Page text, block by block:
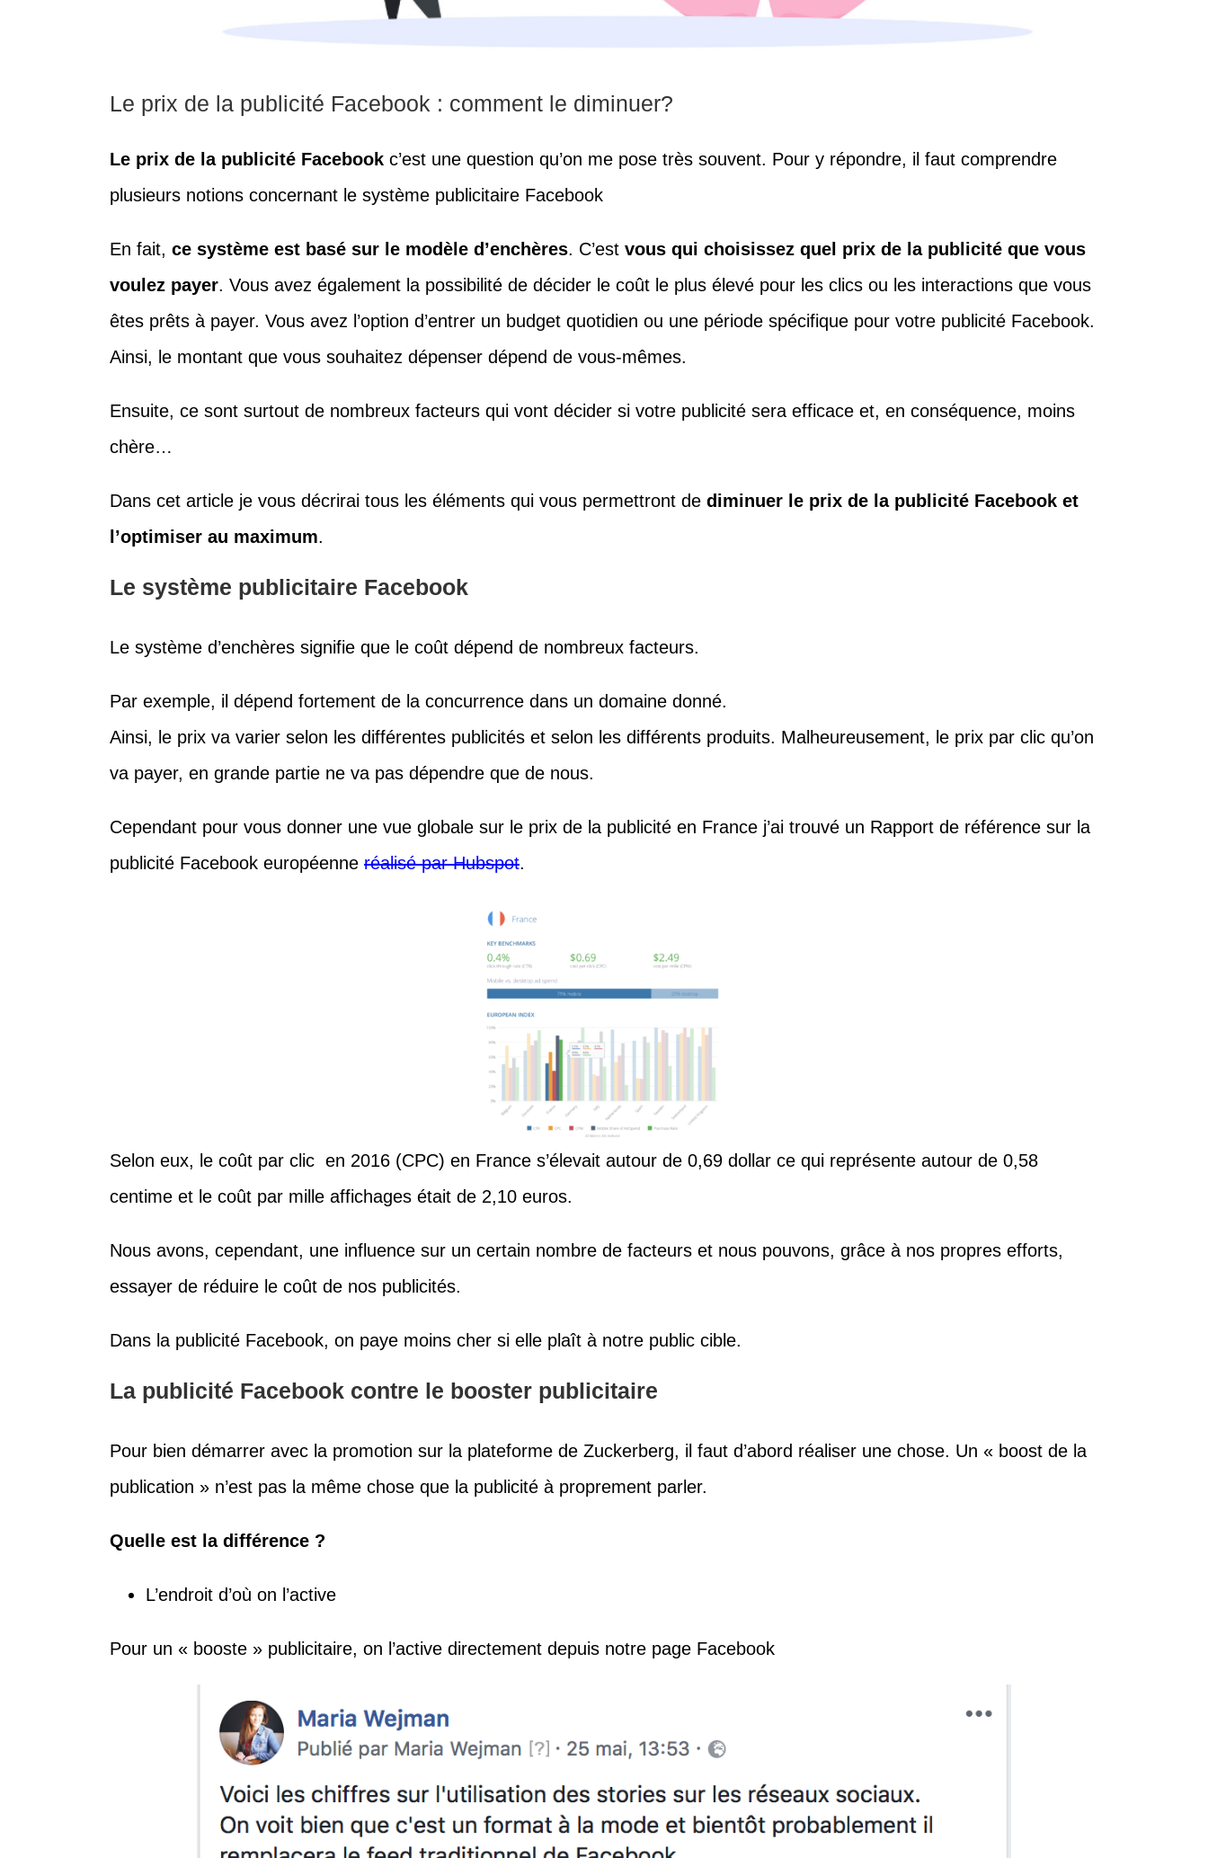
Le prix de la publicité Facebook : comment le diminuer?
Le prix de la publicité Facebook c’est une question qu’on me pose très souvent. Pour y répondre, il faut comprendre
plusieurs notions concernant le système publicitaire Facebook
En fait, ce système est basé sur le modèle d’enchères. C’est vous qui choisissez quel prix de la publicité que vous
voulez payer. Vous avez également la possibilité de décider le coût le plus élevé pour les clics ou les interactions que vous
êtes prêts à payer. Vous avez l’option d’entrer un budget quotidien ou une période spécifique pour votre publicité Facebook.
Ainsi, le montant que vous souhaitez dépenser dépend de vous-mêmes.
Ensuite, ce sont surtout de nombreux facteurs qui vont décider si votre publicité sera efficace et, en conséquence, moins
chère…
Dans cet article je vous décrirai tous les éléments qui vous permettront de diminuer le prix de la publicité Facebook et
l’optimiser au maximum.
Le système publicitaire Facebook
Le système d’enchères signifie que le coût dépend de nombreux facteurs.
Par exemple, il dépend fortement de la concurrence dans un domaine donné.
Ainsi, le prix va varier selon les différentes publicités et selon les différents produits. Malheureusement, le prix par clic qu’on
va payer, en grande partie ne va pas dépendre que de nous.
Cependant pour vous donner une vue globale sur le prix de la publicité en France j’ai trouvé un Rapport de référence sur la
publicité Facebook européenne réalisé par Hubspot.
Selon eux, le coût par clic en 2016 (CPC) en France s’élevait autour de 0,69 dollar ce qui représente autour de 0,58
centime et le coût par mille affichages était de 2,10 euros.
Nous avons, cependant, une influence sur un certain nombre de facteurs et nous pouvons, grâce à nos propres efforts,
essayer de réduire le coût de nos publicités.
Dans la publicité Facebook, on paye moins cher si elle plaît à notre public cible.
La publicité Facebook contre le booster publicitaire
Pour bien démarrer avec la promotion sur la plateforme de Zuckerberg, il faut d’abord réaliser une chose. Un « boost de la
publication » n’est pas la même chose que la publicité à proprement parler.
Quelle est la différence ?
L’endroit d’où on l’active
Pour un « booste » publicitaire, on l’active directement depuis notre page Facebook